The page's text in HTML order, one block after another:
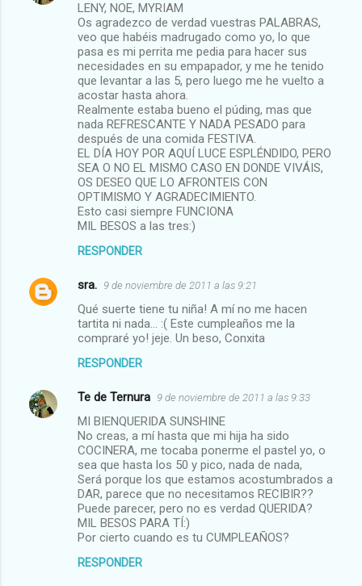
LENY, NOE, MYRIAM
Os agradezco de verdad vuestras PALABRAS,
veo que habéis madrugado como yo, lo que
pasa es mi perrita me pedia para hacer sus
necesidades en su empapador, y me he tenido
que levantar a las 5, pero luego me he vuelto a
acostar hasta ahora.
Realmente estaba bueno el púding, mas que
nada REFRESCANTE Y NADA PESADO para
después de una comida FESTIVA.
EL DÍA HOY POR AQUÍ LUCE ESPLÉNDIDO, PERO
SEA O NO EL MISMO CASO EN DONDE VIVÁIS,
OS DESEO QUE LO AFRONTEIS CON
OPTIMISMO Y AGRADECIMIENTO.
Esto casi siempre FUNCIONA
MIL BESOS a las tres:)
RESPONDER
sra. 9 de noviembre de 2011 a las 9:21
Qué suerte tiene tu niña! A mí no me hacen
tartita ni nada... :( Este cumpleaños me la
compraré yo! jeje. Un beso, Conxita
RESPONDER
Te de Ternura 9 de noviembre de 2011 a las 9:33
MI BIENQUERIDA SUNSHINE
No creas, a mí hasta que mi hija ha sido
COCINERA, me tocaba ponerme el pastel yo, o
sea que hasta los 50 y pico, nada de nada,
Será porque los que estamos acostumbrados a
DAR, parece que no necesitamos RECIBIR??
Puede parecer, pero no es verdad QUERIDA?
MIL BESOS PARA TÍ:)
Por cierto cuando es tu CUMPLEAÑOS?
RESPONDER